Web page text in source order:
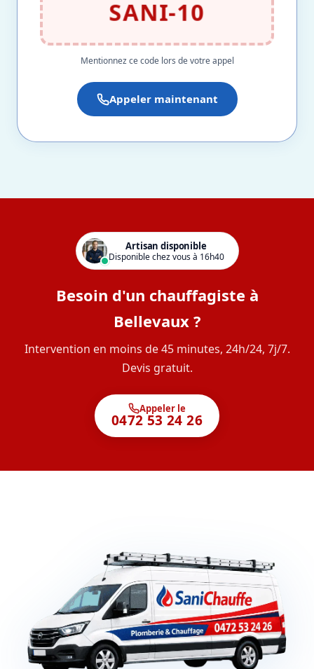
SANI-10
Mentionnez ce code lors de votre appel
Appeler maintenant
Artisan disponible
Disponible chez vous à 16h40
Besoin d'un chauffagiste à
Bellevaux ?
Intervention en moins de 45 minutes, 24h/24, 7j/7.
Devis gratuit.
Appeler le
0472 53 24 26